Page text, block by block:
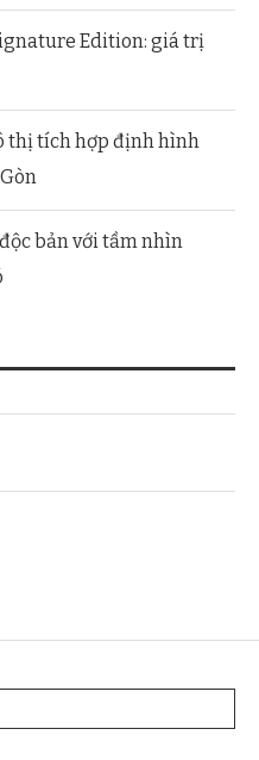
Edition: giá trị
thị tích hợp định hình
bản với tầm nhìn